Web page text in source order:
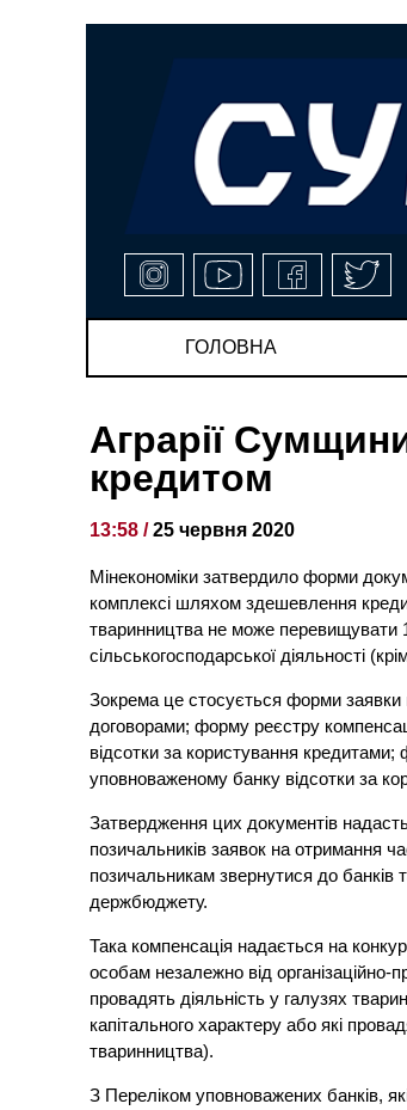
ГОЛОВНА
Аграрії
кредитом
13:58 /25 червня 2020
Мінекономіки затвердило форми
комплексі шляхом здешевлення
тваринництва не може перевищувати
сільськогосподарської діяльності
Зокрема це стосується форми заявки
договорами; форму реєстру
відсотки за користування
уповноваженому банку відсотки за
Затвердження цих документів
позичальників заявок на отримання
позичальникам звернутися до банків
держбюджету.
Така компенсація надається на
особам незалежно від
провадять діяльність у галузях
капітального характеру або які
тваринництва).
З Переліком уповноважених банків,